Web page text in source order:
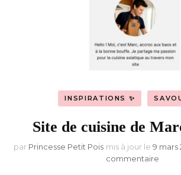
INSPIRATIONS ✨
Site de cuisine de
par Princesse Petit Pois mis à jour le 9 mars
commentaire